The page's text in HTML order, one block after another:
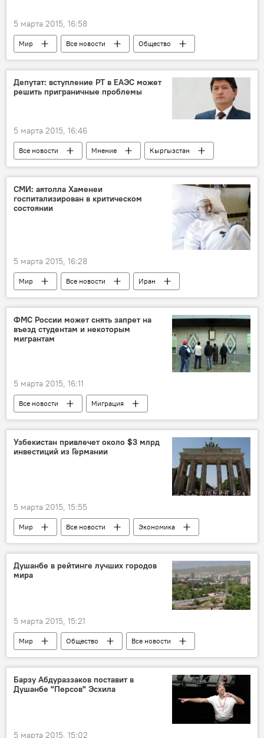
5 марта 2015, 16:58
Мир Все новости
Общество
Казахстан
Украина
Узбекистан
амнистия
Узбекистан и Таджикистан: новости
Таджикистан
Депутат: вступление РТ в ЕАЭС может
решить приграничные проблемы
5 марта 2015, 16:46
Все новости Мнение
Кыргызстан
Джиргитальский район
ЕАЭС
Таджикистан
Таджикистан и ЕАЭС: выгоды и перспективы
Таджикско-кыргызская граница: последние новости
СМИ: аятолла Хаменеи
госпитализирован в критическом
состоянии
5 марта 2015, 16:28
Мир Все новости Иран
ФМС России может снять запрет на
въезд студентам и некоторым
мигрантам
5 марта 2015, 16:11
Все новости
Миграция
Имомуддин Сатторов
ФМС России
амнистия
студенты
Россия
Таджикистан
Новости мигрантов из Центральной Азии в России
Узбекистан привлечет около $3 млрд
инвестиций из Германии
5 марта 2015, 15:55
Мир Все новости
Экономика
Германия
Узбекистан
инвестиции
производство
Центральная Азия
Промышленность
Душанбе в рейтинге лучших городов
мира
5 марта 2015, 15:21
Мир Общество
Все новости
Ирак
Вена
Цюрих
Мюнхен
Франкфурт
рейтинг
столица
Таджикистан
Барзу Абдураззаков поставит в
Душанбе "Персов" Эсхила
5 марта 2015, 15:02